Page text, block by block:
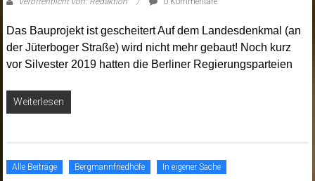
Das Bauprojekt ist gescheitert Auf dem Landesdenkmal (an
der Jüterboger Straße) wird nicht mehr gebaut! Noch kurz
vor Silvester 2019 hatten die Berliner Regierungsparteien
Weiterlesen
Alle Beiträge Bergmannfriedhöfe In eigener Sache